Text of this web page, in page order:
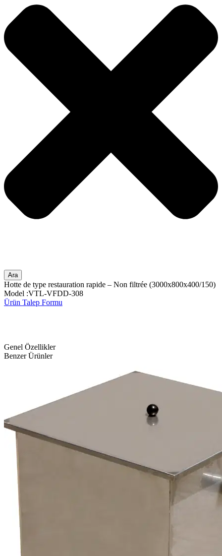
Ara
Hotte de type restauration rapide – Non filtrée (3000x800x400/150)
Model :VTL-VFDD-308
Ürün Talep Formu
Genel Özellikler
Benzer Ürünler